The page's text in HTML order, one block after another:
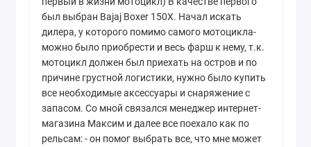
был выбран Bajaj Boxer 150X. Начал искать
дилера, у которого помимо самого мотоцикла-
можно было приобрести и весь фарш к нему, т.к.
мотоцикл должен был приехать на остров и по
причине грустной логистики, нужно было купить
все необходимые аксессуары и снаряжение с
запасом. Со мной связался менеджер интернет-
магазина Максим и далее все поехало как по
рельсам: - он помог выбрать все, что мне может